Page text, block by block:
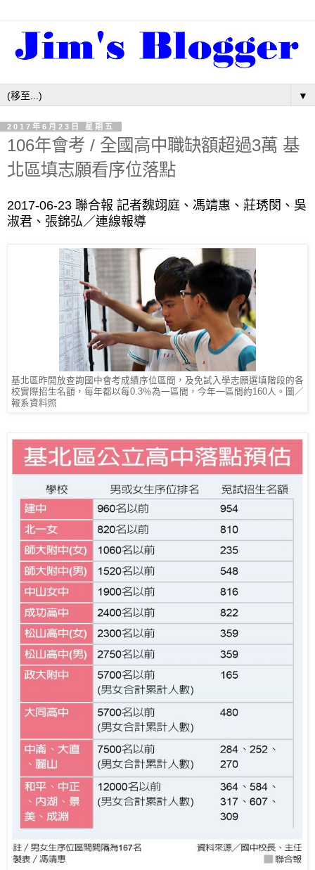
▼
2017年6月23日 星期五
106年會考 / 全國高中職缺額超過3萬 基
北區填志願看序位落點
2017-06-23 聯合報 記者魏翊庭、馮靖惠、莊琇閔、吳
淑君、張錦弘／連線報導
基北區昨開放查詢國中會考成績序位區間，及免試入學志願選填階段的各
校實際招生名額，每年都以每0.3％為一區間，今年一區間約160人。圖／
報系資料照